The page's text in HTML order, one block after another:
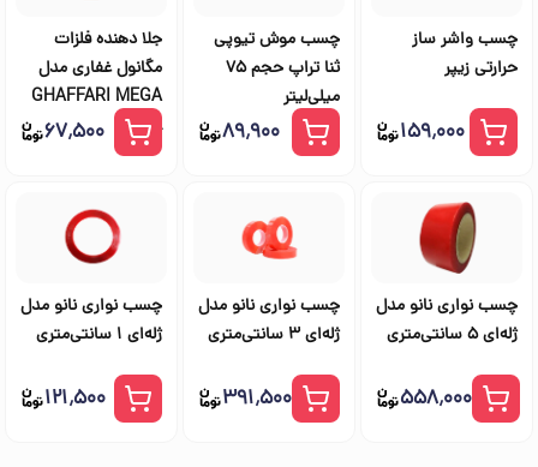
چسب واشر ساز
حرارتی زیپر
۱۵۹٬۰۰۰
چسب موش تیوپی
ثنا تراپ حجم ۷۵
میلی‌لیتر
۸۹٬۹۰۰
جلا دهنده فلزات
مگانول غفاری مدل
GHAFFARI MEGA
NOL
۶۷٬۵۰۰
چسب نواری نانو مدل
ژله‌‌ای 5 سانتی‌متری
۵۵۸٬۰۰۰
چسب نواری نانو مدل
ژله‌‌ای 3 سانتی‌متری
۳۹۱٬۵۰۰
چسب نواری نانو مدل
ژله‌‌ای 1 سانتی‌متری
۱۲۱٬۵۰۰